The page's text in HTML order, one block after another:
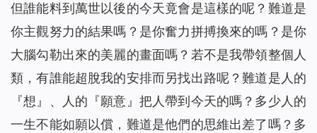
但誰能料到萬世以後的今天竟會是這樣的呢？難道是
你主觀努力的結果嗎？是你奮力拼搏換來的嗎？是你
大腦勾勒出來的美麗的畫面嗎？若不是我帶領整個人
類，有誰能超脫我的安排而另找出路呢？難道是人的
『想』、人的『願意』把人帶到今天的嗎？多少人的
一生不能如願以償，難道是他們的思維出差了嗎？多